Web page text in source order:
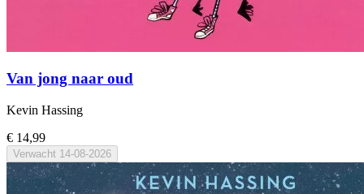
Van jong naar oud
Kevin Hassing
€ 14,99
Verwacht 14-08-2026